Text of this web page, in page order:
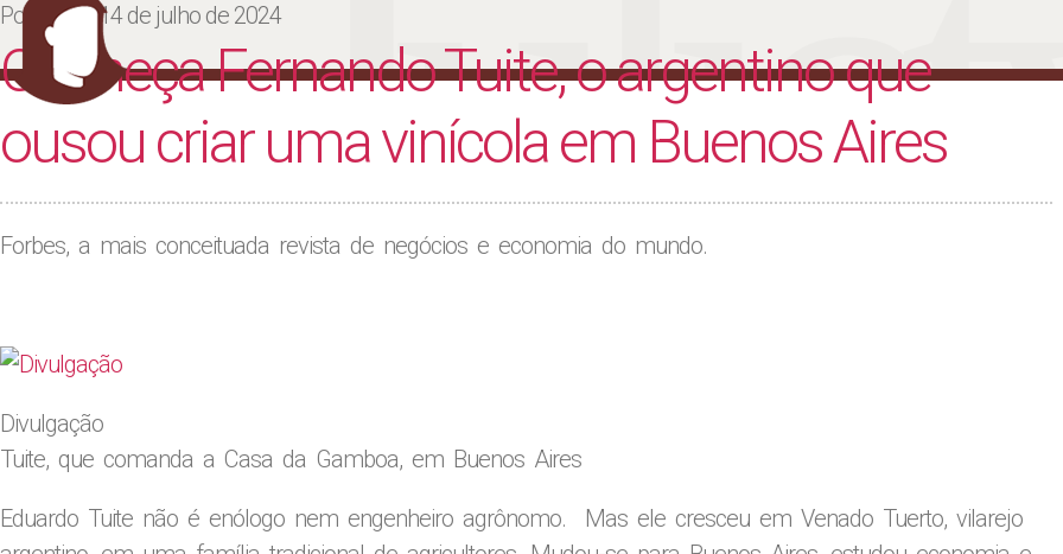
Posted on14 de julho de 2024
Conheça Fernando Tuite, o argentino que
ousou criar uma vinícola em Buenos Aires
Forbes, a mais conceituada revista de negócios e economia do mundo.
Divulgação
Tuite, que comanda a Casa da Gamboa, em Buenos Aires
Eduardo Tuite não é enólogo nem engenheiro agrônomo. Mas ele cresceu em Venado Tuerto, vilarejo